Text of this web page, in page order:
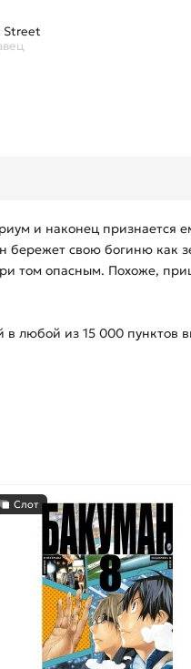
Street
и наконец признается
свою богиню как
том опасным. Похоже,
в любой из 15 000 пунктов
Слот